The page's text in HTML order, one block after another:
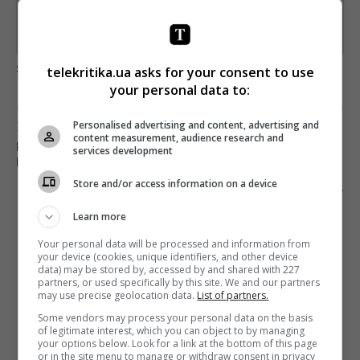
загрузка...
Предыдущий пост
КАНАЛ «УКРАИНА» БУДЕТ ТРАНСЛИРОВАТЬ
Следующий пост
ЖУРНАЛИСТЫ УКРАИНЫ, АЗЕРБАЙДЖАНА И
MEDIA AWARDS 2020
telekritika.ua asks for your consent to use
your personal data to:
Personalised advertising and content, advertising and
content measurement, audience research and
services development
Store and/or access information on a device
Learn more
Your personal data will be processed and information from
your device (cookies, unique identifiers, and other device
data) may be stored by, accessed by and shared with 227
partners, or used specifically by this site. We and our partners
may use precise geolocation data. List of partners.
Some vendors may process your personal data on the basis
of legitimate interest, which you can object to by managing
your options below. Look for a link at the bottom of this page
or in the site menu to manage or withdraw consent in privacy